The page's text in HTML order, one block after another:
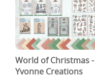
World of Christmas -
Yvonne Creations